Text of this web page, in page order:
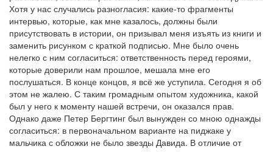
Хотя у нас случались разногласия: какие-то фрагменты
интервью, которые, как мне казалось, должны были
присутствовать в истории, он призывал меня изъять из книги и
заменить рисунком с краткой подписью. Мне было очень
нелегко с ним согласиться: ответственность перед героями,
которые доверили нам прошлое, мешала мне его
послушаться. В конце концов, я всё же уступила. Сегодня я об
этом не жалею. С таким громадным опытом художника, какой
был у него к моменту нашей встречи, он оказался прав.
Однако даже Петер Бергтинг был вынужден со мною однажды
согласиться: в первоначальном варианте на пиджаке у
мальчика с обложки не было звезды Давида. В отличие от